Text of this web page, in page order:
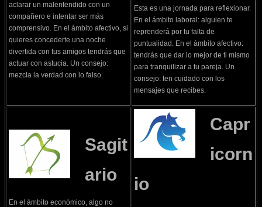
aclarar un malentendido con un
compañero e intentar ser más
comprensivo. En el ámbito afectivo, si
quieres concederte una noche
divertida con tus amigos tendrás que
actuar con astucia. Un consejo:
mezcla la verdad con lo falso.
Esta es una jornada para reflexionar.
En el ámbito laboral: alguien te
reprenderá por tu falta de
puntualidad. En el ámbito afectivo:
tendrás que dar lo mejor de ti mismo
para tranquilizar a tu pareja. Un
consejo: ten cuidado con los
mensajes que recibes.
Sagit
ario
En el ámbito económico, algo no
Capr
icorn
io